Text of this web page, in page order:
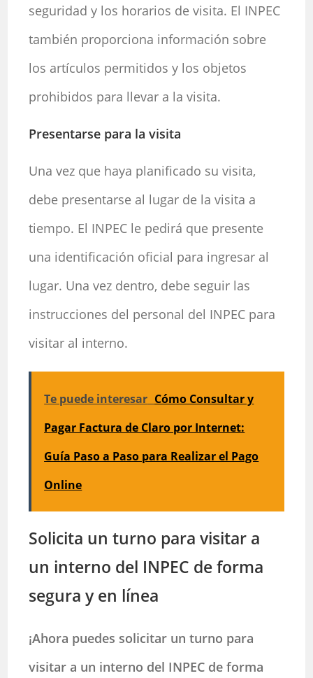
seguridad y los horarios de visita. El INPEC
también proporciona información sobre
los artículos permitidos y los objetos
prohibidos para llevar a la visita.
Presentarse para la visita
Una vez que haya planificado su visita,
debe presentarse al lugar de la visita a
tiempo. El INPEC le pedirá que presente
una identificación oficial para ingresar al
lugar. Una vez dentro, debe seguir las
instrucciones del personal del INPEC para
visitar al interno.
Te puede interesar Cómo Consultar y
Pagar Factura de Claro por Internet:
Guía Paso a Paso para Realizar el Pago
Online
Solicita un turno para visitar a
un interno del INPEC de forma
segura y en línea
¡Ahora puedes solicitar un turno para
visitar a un interno del INPEC de forma